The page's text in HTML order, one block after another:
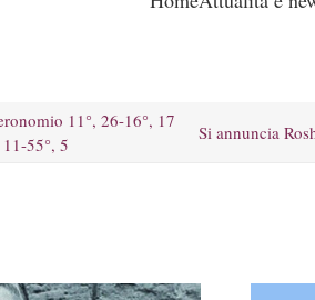
11°, 26-16°, 17
55°, 5
Si annuncia